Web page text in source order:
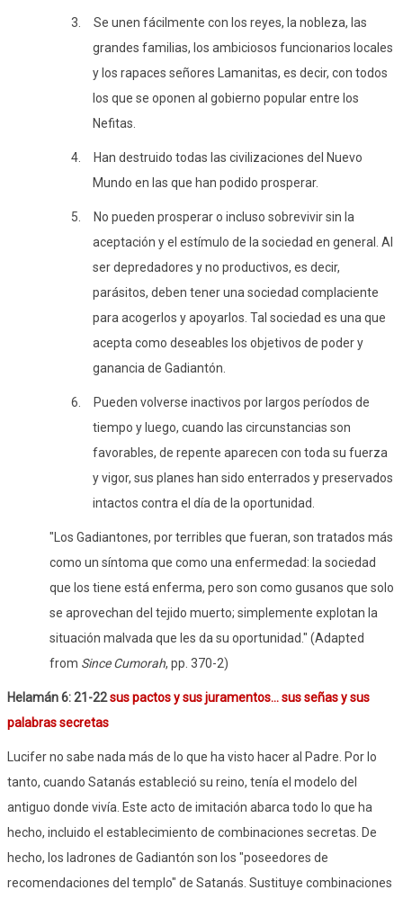
3.
Se unen fácilmente con los reyes, la nobleza, las
grandes familias, los ambiciosos funcionarios locales
y los rapaces señores Lamanitas, es decir, con todos
los que se oponen al gobierno popular entre los
Nefitas.
4.
Han destruido todas las civilizaciones del Nuevo
Mundo en las que han podido prosperar.
5.
No pueden prosperar o incluso sobrevivir sin la
aceptación y el estímulo de la sociedad en general. Al
ser depredadores y no productivos, es decir,
parásitos, deben tener una sociedad complaciente
para acogerlos y apoyarlos. Tal sociedad es una que
acepta como deseables los objetivos de poder y
ganancia de Gadiantón.
6.
Pueden volverse inactivos por largos períodos de
tiempo y luego, cuando las circunstancias son
favorables, de repente aparecen con toda su fuerza
y ​​vigor, sus planes han sido enterrados y preservados
intactos contra el día de la oportunidad.
"Los Gadiantones, por terribles que fueran, son tratados más
como un síntoma que como una enfermedad: la sociedad
que los tiene está enferma, pero son como gusanos que solo
se aprovechan del tejido muerto; simplemente explotan la
situación malvada que les da su oportunidad." (Adapted
from Since Cumorah, pp. 370-2)
Helamán 6: 21-22sus pactos y sus juramentos... sus señas y sus
palabras secretas
Lucifer no sabe nada más de lo que ha visto hacer al Padre. Por lo
tanto, cuando Satanás estableció su reino, tenía el modelo del
antiguo donde vivía. Este acto de imitación abarca todo lo que ha
hecho, incluido el establecimiento de combinaciones secretas. De
hecho, los ladrones de Gadiantón son los "poseedores de
recomendaciones del templo" de Satanás. Sustituye combinaciones